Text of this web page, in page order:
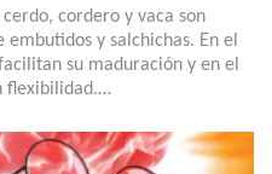
cordero y vaca son
y salchichas. En el
su maduración y en el
flexibilidad.…